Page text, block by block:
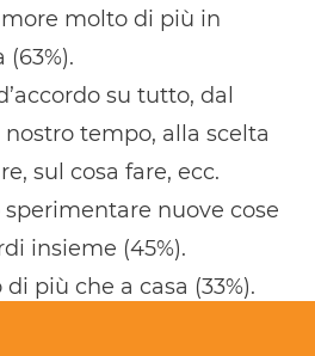
molto di più in
(63%).
su tutto, dal
tempo, alla scelta
sul cosa fare, ecc.
nuove cose
insieme (45%).
più che a casa (33%).